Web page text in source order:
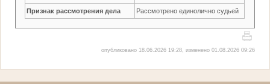
Признак рассмотрения дела Рассмотрено единолично судьей
опубликовано 18.06.2026 19:28, изменено 01.08.2026 09:26